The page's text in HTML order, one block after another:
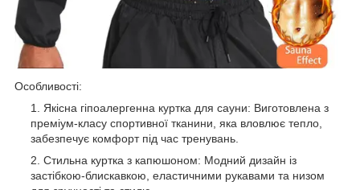
Особливості:
Якісна гіпоалергенна куртка для сауни: Виготовлена з
преміум-класу спортивної тканини, яка вловлює тепло,
забезпечує комфорт під час тренувань.
Стильна куртка з капюшоном: Модний дизайн із
застібкою-блискавкою, еластичними рукавами та низом